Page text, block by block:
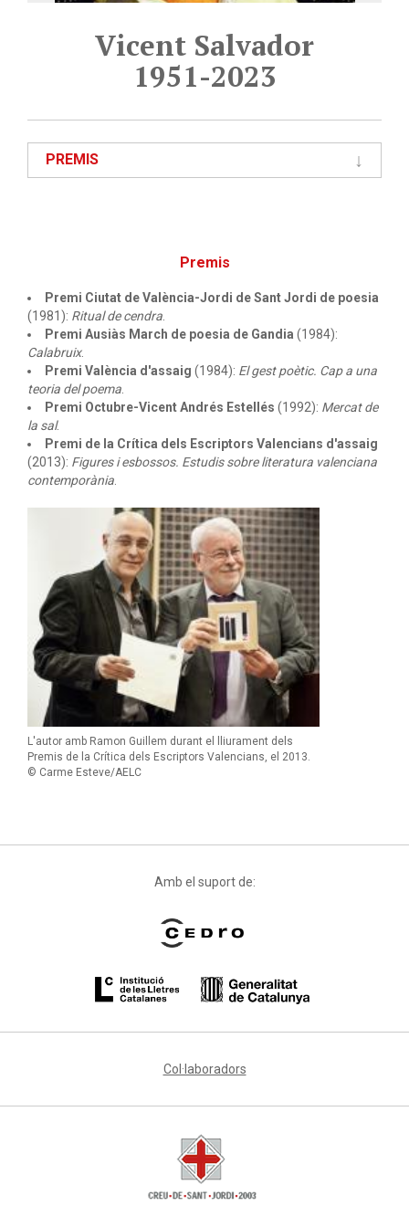
Vicent Salvador
1951-2023
PREMIS
L'autor amb Ramon Guillem durant el lliurament dels
Premis de la Crítica dels Escriptors Valencians, el 2013.
© Carme Esteve/AELC
Premis
Premi Ciutat de València-Jordi de Sant Jordi de poesia
(1981): Ritual de cendra
Premi Ausiàs March de poesia de Gandia (1984):
Calabruix.
Premi València d'assaig (1984): El gest poètic. Cap a una
teoria del poema
Premi Octubre-Vicent Andrés Estellés (1992): Mercat de
la sal.
Premi de la Crítica dels Escriptors Valencians d'assaig
(2013): Figures i esbossos. Estudis sobre literatura valenciana
contemporània
Amb el suport de:
Col·laboradors